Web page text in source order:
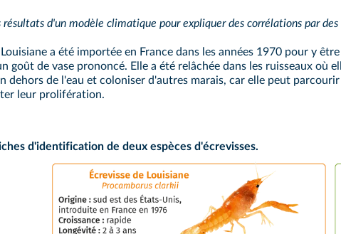
résultats d'un modèle climatique pour expliquer des corrélations par
Louisiane a été importée en France dans les années 1970 pour y
goût de vase prononcé. Elle a été relâchée dans les ruisseaux où
dehors de l'eau et coloniser d'autres marais, car elle peut
leur prolifération.
d'identification de deux espèces d'écrevisses.